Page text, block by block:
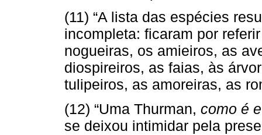
(11) “A lista das espécies
incompleta: ficaram por
nogueiras, os amieiros, as
diospireiros, as faias, às
tulipeiros, as amoreiras, as
(12) “Uma Thurman, como é
se deixou intimidar pela